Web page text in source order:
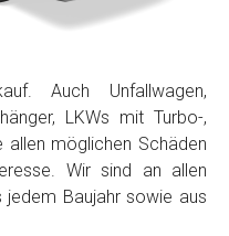
Auch Unfallwagen,
LKWs mit Turbo-,
möglichen Schäden
Wir sind an allen
Baujahr sowie aus